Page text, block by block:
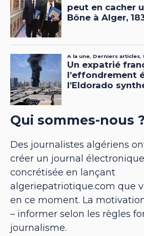
Qui sommes-nous ?
Des journalistes algériens
créer un journal
concrétisée en lançant
algeriepatriotique.com que
en ce moment. La
– informer selon les règles
journalisme.